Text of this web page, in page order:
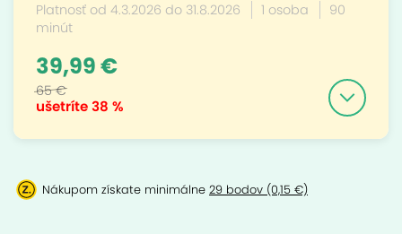
Platnosť od 4.3.2026 do 31.8.2026 1 osoba
90
minút
ušetríte38 %
39,99 €
65 €
Nákupom získate minimálne 29 bodov (0,15 €)